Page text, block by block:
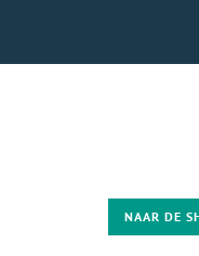
NAAR DE